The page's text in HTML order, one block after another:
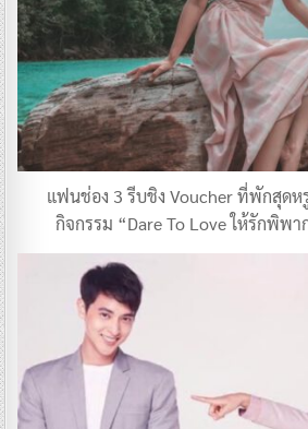
แฟนช่อง 3 รีบชิง Voucher ที่พักสุดห
กิจกรรม “Dare To Love ให้รักพิพ